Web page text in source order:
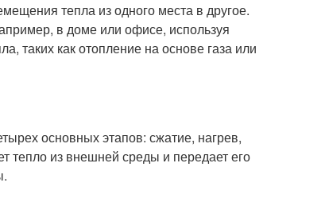
тепла из одного места в другое.
в доме или офисе, используя
таких как отопление на основе газа или
основных этапов: сжатие, нагрев,
тепло из внешней среды и передает его